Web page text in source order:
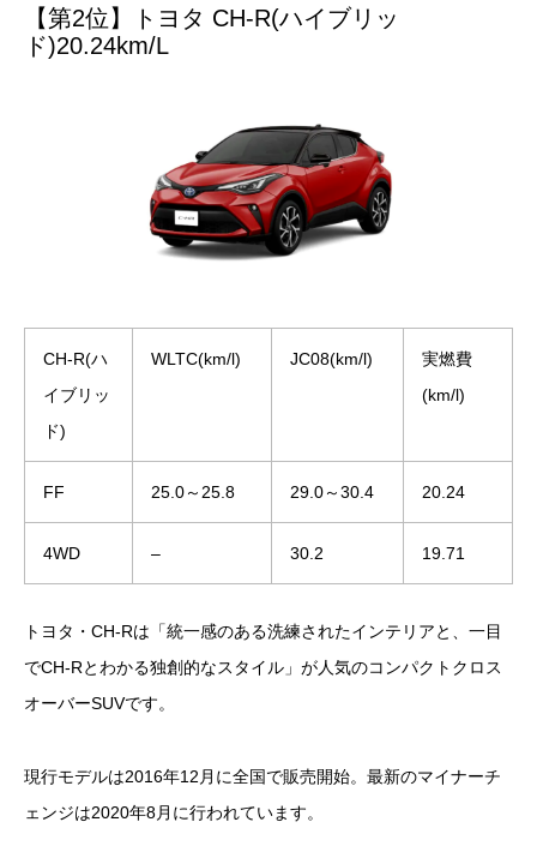
【第2位】トヨタ CH-R(ハイブリッ
ド)20.24km/L
CH-R(ハ
イブリッ
ド)
WLTC(km/l) JC08(km/l)
実燃費
(km/l)
FF 25.0～25.8 29.0～30.4 20.24
4WD – 30.2 19.71
トヨタ・CH-Rは「統一感のある洗練されたインテリアと、一目
でCH-Rとわかる独創的なスタイル」が人気のコンパクトクロス
オーバーSUVです。
現行モデルは2016年12月に全国で販売開始。最新のマイナーチ
ェンジは2020年8月に行われています。